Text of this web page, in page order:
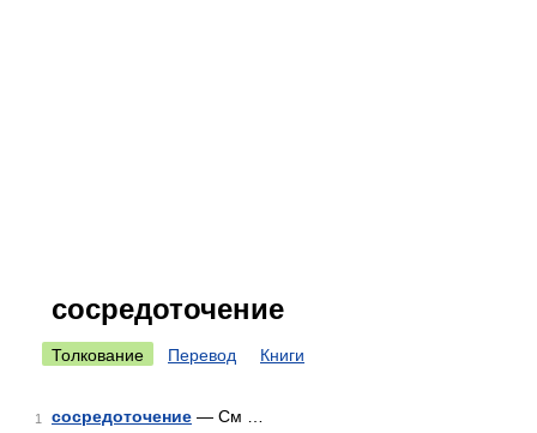
сосредоточение
Толкование Перевод Книги
1 сосредоточение — См …